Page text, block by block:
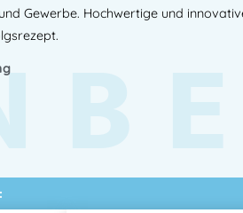
Nein (enthält
auftragen– geringe Mengen
Gewerbe. Hochwertige und